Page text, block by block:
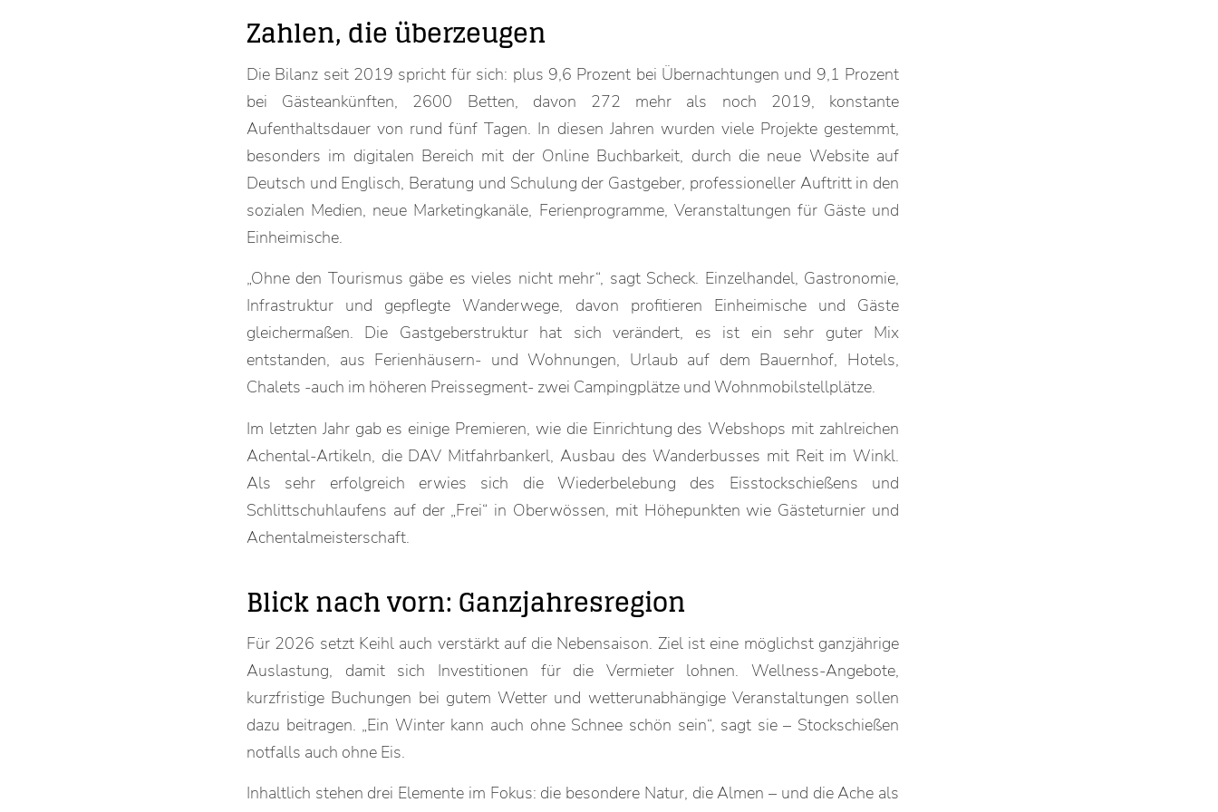
Zahlen, die überzeugen
Die Bilanz seit 2019 spricht für sich: plus 9,6 Prozent bei Übernachtungen und 9,1 Prozent
bei Gästeankünften, 2600 Betten, davon 272 mehr als noch 2019, konstante
Aufenthaltsdauer von rund fünf Tagen. In diesen Jahren wurden viele Projekte gestemmt,
besonders im digitalen Bereich mit der Online Buchbarkeit, durch die neue Website auf
Deutsch und Englisch, Beratung und Schulung der Gastgeber, professioneller Auftritt in den
sozialen Medien, neue Marketingkanäle, Ferienprogramme, Veranstaltungen für Gäste und
Einheimische.
„Ohne den Tourismus gäbe es vieles nicht mehr“, sagt Scheck. Einzelhandel, Gastronomie,
Infrastruktur und gepflegte Wanderwege, davon profitieren Einheimische und Gäste
gleichermaßen. Die Gastgeberstruktur hat sich verändert, es ist ein sehr guter Mix
entstanden, aus Ferienhäusern- und Wohnungen, Urlaub auf dem Bauernhof, Hotels,
Chalets -auch im höheren Preissegment- zwei Campingplätze und Wohnmobilstellplätze.
Im letzten Jahr gab es einige Premieren, wie die Einrichtung des Webshops mit zahlreichen
Achental-Artikeln, die DAV Mitfahrbankerl, Ausbau des Wanderbusses mit Reit im Winkl.
Als sehr erfolgreich erwies sich die Wiederbelebung des Eisstockschießens und
Schlittschuhlaufens auf der „Frei“ in Oberwössen, mit Höhepunkten wie Gästeturnier und
Achentalmeisterschaft.
Blick nach vorn: Ganzjahresregion
Für 2026 setzt Keihl auch verstärkt auf die Nebensaison. Ziel ist eine möglichst ganzjährige
Auslastung, damit sich Investitionen für die Vermieter lohnen. Wellness-Angebote,
kurzfristige Buchungen bei gutem Wetter und wetterunabhängige Veranstaltungen sollen
dazu beitragen. „Ein Winter kann auch ohne Schnee schön sein“, sagt sie – Stockschießen
notfalls auch ohne Eis.
Inhaltlich stehen drei Elemente im Fokus: die besondere Natur, die Almen – und die Ache als